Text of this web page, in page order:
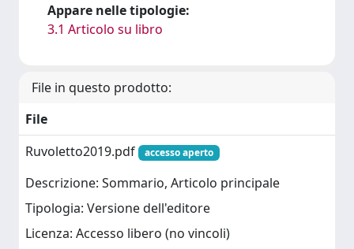
Appare nelle tipologie:
3.1 Articolo su libro
File in questo prodotto:
File
Ruvoletto2019.pdf
accesso aperto
Descrizione: Sommario, Articolo principale
Tipologia: Versione dell'editore
Licenza: Accesso libero (no vincoli)